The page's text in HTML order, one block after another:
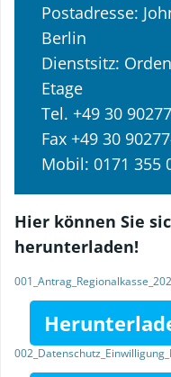
Postadresse:
Berlin
Dienstsitz:
Etage
Tel. +49 30
Fax +49 30
Mobil: 0171 355
Hier können Sie
herunterladen!